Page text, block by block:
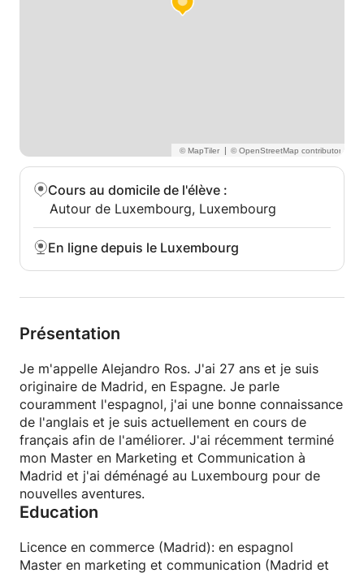
|
Cours au domicile de l'élève :
Autour de Luxembourg, Luxembourg
En ligne depuis le Luxembourg
Présentation
Je m'appelle Alejandro Ros. J'ai 27 ans et je suis
originaire de Madrid, en Espagne. Je parle
couramment l'espagnol, j'ai une bonne connaissance
de l'anglais et je suis actuellement en cours de
français afin de l'améliorer. J'ai récemment terminé
mon Master en Marketing et Communication à
Madrid et j'ai déménagé au Luxembourg pour de
nouvelles aventures.
Education
Licence en commerce (Madrid): en espagnol
Master en marketing et communication (Madrid et